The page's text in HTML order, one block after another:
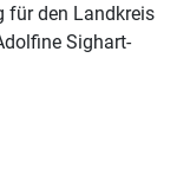
für den Landkreis
Sighart-